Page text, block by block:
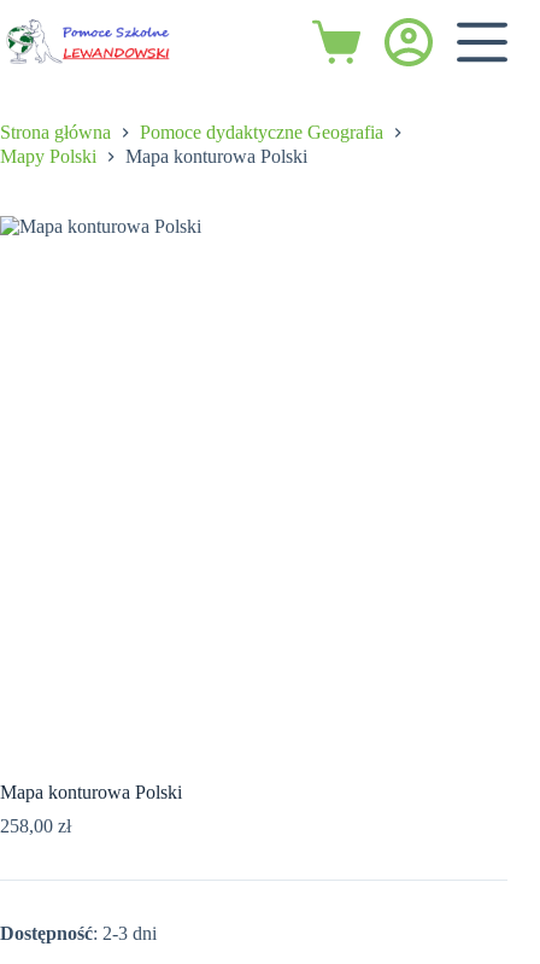
do
treści
Koszyk
Strona główna
Pomoce dydaktyczne Geografia
Mapy Polski
Mapa konturowa Polski
Mapa konturowa Polski
258,00 zł
Dostępność: 2-3 dni